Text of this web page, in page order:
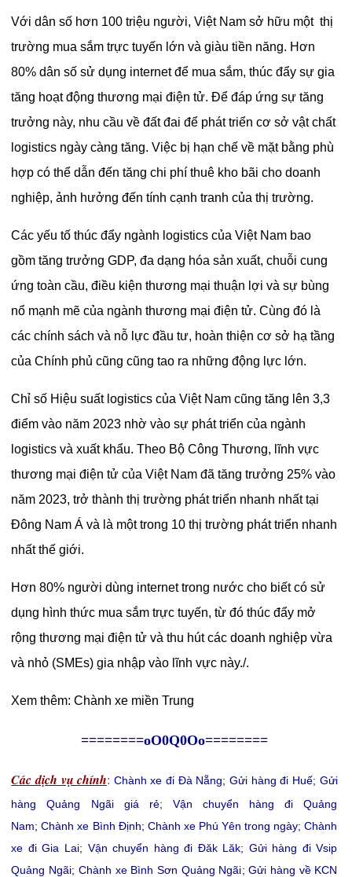
Với dân số hơn 100 triệu người, Việt Nam sở hữu một thị
trường mua sắm trực tuyến lớn và giàu tiền năng. Hơn
80% dân số sử dụng internet để mua sắm, thúc đẩy sự gia
tăng hoạt động thương mại điện tử. Để đáp ứng sự tăng
trưởng này, nhu cầu về đất đai để phát triển cơ sở vật chất
logistics ngày càng tăng. Việc bị hạn chế về mặt bằng phù
hợp có thể dẫn đến tăng chi phí thuê kho bãi cho doanh
nghiệp, ảnh hưởng đến tính cạnh tranh của thị trường.
Các yếu tố thúc đẩy ngành logistics của Việt Nam bao
gồm tăng trưởng GDP, đa dạng hóa sản xuất, chuỗi cung
ứng toàn cầu, điều kiện thương mại thuận lợi và sự bùng
nổ mạnh mẽ của ngành thương mại điện tử. Cùng đó là
các chính sách và nỗ lực đầu tư, hoàn thiện cơ sở hạ tầng
của Chính phủ cũng cũng tao ra những động lực lớn.
Chỉ số Hiệu suất logistics của Việt Nam cũng tăng lên 3,3
điểm vào năm 2023 nhờ vào sự phát triển của ngành
logistics và xuất khẩu. Theo Bộ Công Thương, lĩnh vực
thương mại điện tử của Việt Nam đã tăng trưởng 25% vào
năm 2023, trở thành thị trường phát triển nhanh nhất tại
Đông Nam Á và là một trong 10 thị trường phát triển nhanh
nhất thế giới.
Hơn 80% người dùng internet trong nước cho biết có sử
dụng hình thức mua sắm trực tuyến, từ đó thúc đẩy mở
rộng thương mại điện tử và thu hút các doanh nghiệp vừa
và nhỏ (SMEs) gia nhập vào lĩnh vực này./.
Xem thêm:Chành xe miền Trung
========oO0Q0Oo========
Các dịch vụ chính: Chành xe đi Đà Nẵng; Gửi hàng đi Huế; Gửi
hàng Quảng Ngãi giá rẻ; Vận chuyển hàng đi Quảng
Nam;Chành xe Bình Định; Chành xe Phú Yên trong ngày; Chành
xe đi Gia Lai; Vận chuyển hàng đi Đăk Lăk; Gửi hàng đi Vsip
Quảng Ngãi; Chành xe Bình Sơn Quảng Ngãi;Gửi hàng về KCN